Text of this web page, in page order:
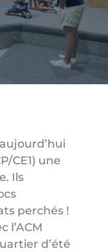
CE1) une
Ils
perchés !
l’ACM
d’été